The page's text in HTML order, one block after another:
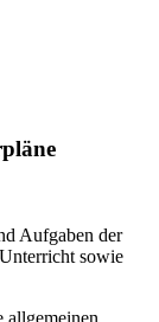
Aufgaben der
sowie